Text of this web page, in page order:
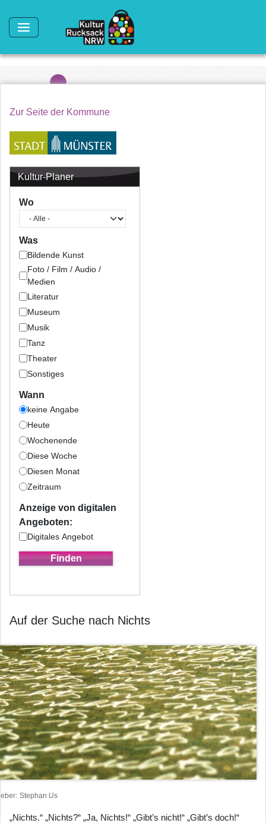
Zur Seite der Kommune
Kultur-Planer
Wo
Was
Bildende Kunst
Foto / Film / Audio /
Medien
Literatur
Museum
Musik
Tanz
Theater
Sonstiges
Wann
keine Angabe
Heute
Wochenende
Diese Woche
Diesen Monat
Zeitraum
Anzeige von digitalen
Angeboten:
Digitales Angebot
Auf der Suche nach Nichts
Stephan Us
„Nichts.“ „Nichts?“ „Ja, Nichts!“ „Gibt’s nicht!“ „Gibt’s doch!“